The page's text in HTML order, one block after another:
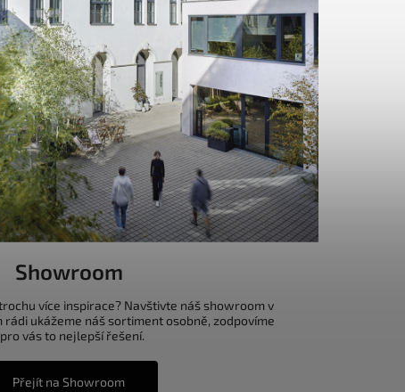
Showroom
více inspirace? Navštivte náš showroom v
rádi ukážeme náš sortiment osobně, zodpovíme
vás to nejlepší řešení.
Přejít na Showroom